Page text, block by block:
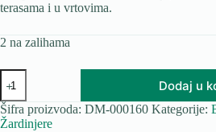
terasama i u vrtovima.
2 na zalihama
Žardinjera
bela
fiberstone
količina
Dodaj u
Šifra proizvoda: DM-000160 Kategorije:
Žardinjere